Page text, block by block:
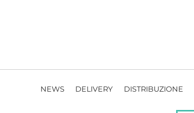
NEWS DELIVERY DISTRIBUZIONE